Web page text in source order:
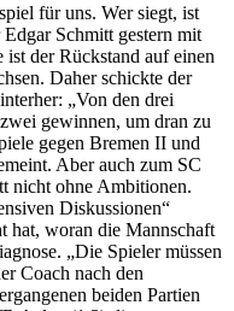
für uns. Wer siegt, ist
Schmitt gestern mit
der Rückstand auf einen
Daher schickte der
„Von den drei
gewinnen, um dran zu
gegen Bremen II und
Aber auch zum SC
nicht ohne Ambitionen.
Diskussionen“
hat, woran die Mannschaft
„Die Spieler müssen
Coach nach den
beiden Partien